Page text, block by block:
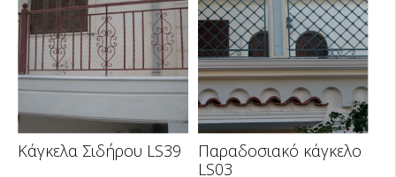
Κάγκελα Σιδήρου LS39
Παραδοσιακό κάγκελο
LS03